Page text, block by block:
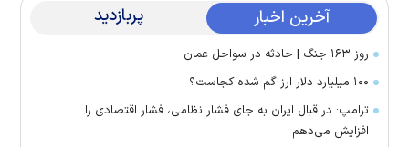
آخرین اخبار پربازدید
روز ۱۶۳ جنگ | حادثه در سواحل عمان
۱۰۰ میلیارد دلار ارز گم شده کجاست؟
ترامپ: در قبال ایران به جای فشار نظامی، فشار اقتصادی را
افزایش می‌دهم